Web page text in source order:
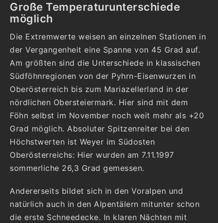
Große Temperaturunterschiede
möglich
Die Extremwerte weisen an einzelnen Stationen in
der Vergangenheit eine Spanne von 45 Grad auf.
Am größten sind die Unterschiede in klassischen
Südföhnregionen von der Pyhrn-Eisenwurzen in
Oberösterreich bis zum Mariazellerland in der
nördlichen Obersteiermark. Hier sind mit dem
Föhn selbst im November noch weit mehr als +20
Grad möglich. Absoluter Spitzenreiter bei den
Höchstwerten ist Weyer im Südosten
Oberösterreichs: Hier wurden am 7.11.1997
sommerliche 26,3 Grad gemessen.
Andererseits bildet sich in den Voralpen und
natürlich auch in den Alpentälern mitunter schon
die erste Schneedecke. In klaren Nächten mit